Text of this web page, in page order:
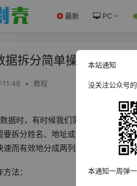
最新 PC
据拆分简单操作方法，
11:48 • 教程
据时，有时候我们需要将一列数据
拆分姓名、地址或其他具有多个部
而有效地分成两列。
法：
本站通知
没关注公众号
本通知一周弹